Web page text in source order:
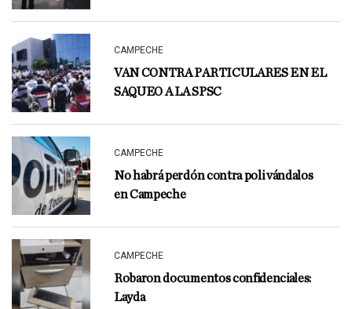
CAMPECHE
VAN CONTRA PARTICULARES EN EL
SAQUEO A LA SPSC
CAMPECHE
No habrá perdón contra poli vándalos
en Campeche
CAMPECHE
Robaron documentos confidenciales:
Layda